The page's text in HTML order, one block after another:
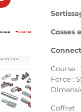
Cosses
Course :
Force :
Coffret